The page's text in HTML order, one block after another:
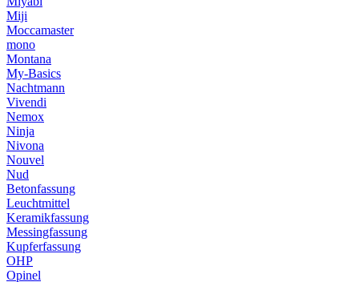
Miji
Moccamaster
mono
Montana
My-Basics
Nachtmann
Vivendi
Nemox
Ninja
Nivona
Nouvel
Nud
Betonfassung
Leuchtmittel
Keramikfassung
Messingfassung
Kupferfassung
OHP
Opinel